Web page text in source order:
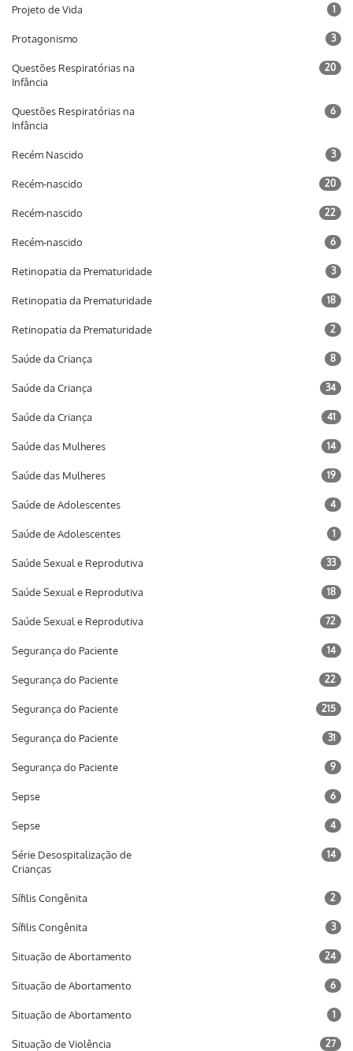
Projeto de Vida 1
Protagonismo 3
Questões Respiratórias na
Infância
20
Questões Respiratórias na
Infância
6
Recém Nascido 3
Recém-nascido 20
Recém-nascido 22
Recém-nascido 6
Retinopatia da Prematuridade 3
Retinopatia da Prematuridade 18
Retinopatia da Prematuridade 2
Saúde da Criança 8
Saúde da Criança 34
Saúde da Criança 41
Saúde das Mulheres 14
Saúde das Mulheres 19
Saúde de Adolescentes 4
Saúde de Adolescentes 1
Saúde Sexual e Reprodutiva 33
Saúde Sexual e Reprodutiva 18
Saúde Sexual e Reprodutiva 72
Segurança do Paciente 14
Segurança do Paciente 22
Segurança do Paciente 215
Segurança do Paciente 31
Segurança do Paciente 9
Sepse 6
Sepse 4
Série Desospitalização de
Crianças
14
Sífilis Congênita 2
Sífilis Congênita 3
Situação de Abortamento 24
Situação de Abortamento 6
Situação de Abortamento 1
Situação de Violência 27